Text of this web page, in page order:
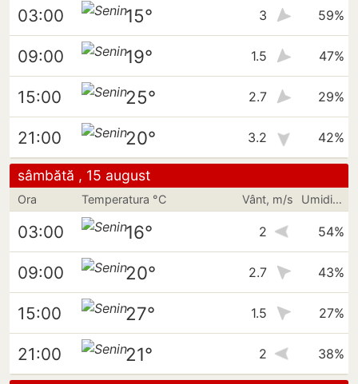
03:00 15° 3 59%
09:00 19° 1.5 47%
15:00 25° 2.7 29%
21:00 20° 3.2 42%
sâmbătă , 15 august
Ora Temperatura °C Vânt, m/s Umiditate
03:00 16° 2 54%
09:00 20° 2.7 43%
15:00 27° 1.5 27%
21:00 21° 2 38%